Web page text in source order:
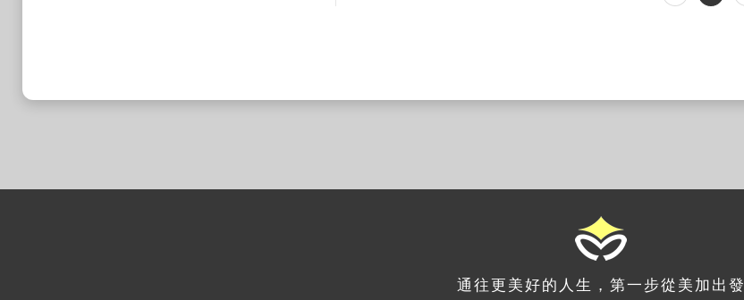
通往更美好的人生，第一步從美加出發